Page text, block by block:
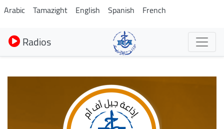
Aller
au
contenu
principal
Arabic Tamazight English Spanish French
Radios